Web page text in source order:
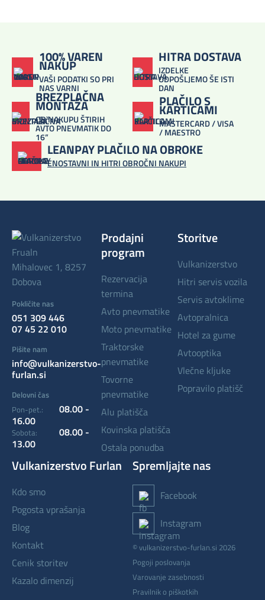
100% VAREN
NAKUP
VAŠI PODATKI SO PRI
NAS VARNI
HITRA DOSTAVA
IZDELKE
ODPOŠLJEMO ŠE ISTI
DAN
BREZPLAČNA
MONTAŽA
OB NAKUPU ŠTIRIH
AVTO PNEVMATIK DO
16”
PLAČILO S
KARTICAMI
MASTERCARD / VISA
/ MAESTRO
LEANPAY PLAČILO NA OBROKE
ENOSTAVNI IN HITRI OBROČNI NAKUPI
Mihalovec 1, 8257
Dobova
Pokličite nas
051 309 446
07 45 22 010
Pišite nam
info@vulkanizerstvo-
furlan.si
Delovni čas
Pon-pet.:
08.00 -
16.00
Sobota:
08.00 -
13.00
Prodajni
program
rezervacija
termina
avto pnevmatike
moto pnevmatike
traktorske
pnevmatike
tovorne
pnevmatike
alu platišča
kovinska platišča
ostala ponudba
Storitve
vulkanizerstvo
hitri servis vozila
servis avtoklime
avtopralnica
hotel za gume
avtooptika
vlečne kljuke
popravilo platišč
Vulkanizerstvo Furlan
kdo smo
pogosta vprašanja
blog
kontakt
cenik storitev
kazalo dimenzij
Spremljajte nas
Facebook
Instagram
© vulkanizerstvo-furlan.si 2026
Pogoji poslovanja
Varovanje zasebnosti
Pravilnik o piškotkih